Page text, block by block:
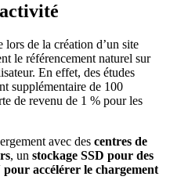
lors de la création d’un site
le référencement naturel sur
En effet, des études
supplémentaire de 100
de revenu de 1 % pour les
avec des centres de
, un stockage SSD pour des
accélérer le chargement